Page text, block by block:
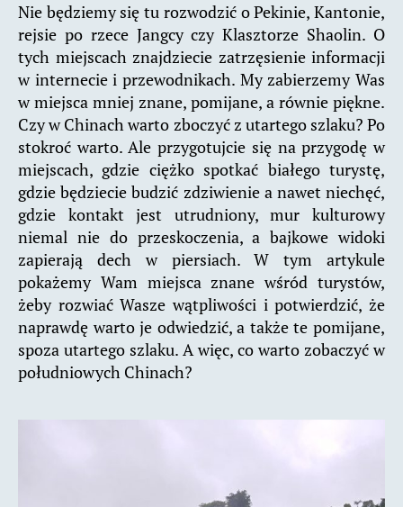
Nie będziemy się tu rozwodzić o Pekinie, Kantonie,
rejsie po rzece Jangcy czy Klasztorze Shaolin. O
tych miejscach znajdziecie zatrzęsienie informacji
w internecie i przewodnikach. My zabierzemy Was
w miejsca mniej znane, pomijane, a równie piękne.
Czy w Chinach warto zboczyć z utartego szlaku? Po
stokroć warto. Ale przygotujcie się na przygodę w
miejscach, gdzie ciężko spotkać białego turystę,
gdzie będziecie budzić zdziwienie a nawet niechęć,
gdzie kontakt jest utrudniony, mur kulturowy
niemal nie do przeskoczenia, a bajkowe widoki
zapierają dech w piersiach. W tym artykule
pokażemy Wam miejsca znane wśród turystów,
żeby rozwiać Wasze wątpliwości i potwierdzić, że
naprawdę warto je odwiedzić, a także te pomijane,
spoza utartego szlaku. A więc, co warto zobaczyć w
południowych Chinach?